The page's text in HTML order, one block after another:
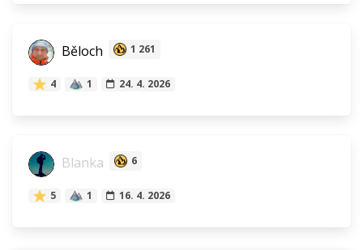
Běloch 1 261
4 1 24. 4. 2026
Blanka 6
5 1 16. 4. 2026